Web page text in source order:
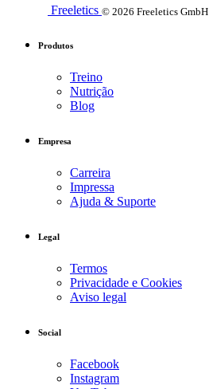
Freeletics © 2026 Freeletics GmbH
Produtos
Treino
Nutrição
Blog
Empresa
Carreira
Impressa
Ajuda & Suporte
Legal
Termos
Privacidade e Cookies
Aviso legal
Social
Facebook
Instagram